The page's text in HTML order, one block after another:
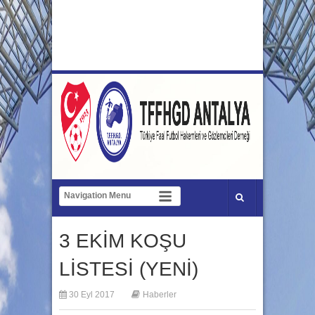
3 EKİM KOŞU
LİSTESİ (YENİ)
30 Eyl 2017 Haberler